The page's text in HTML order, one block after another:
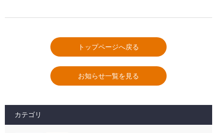
トップページへ戻る
お知らせ一覧を見る
カテゴリ